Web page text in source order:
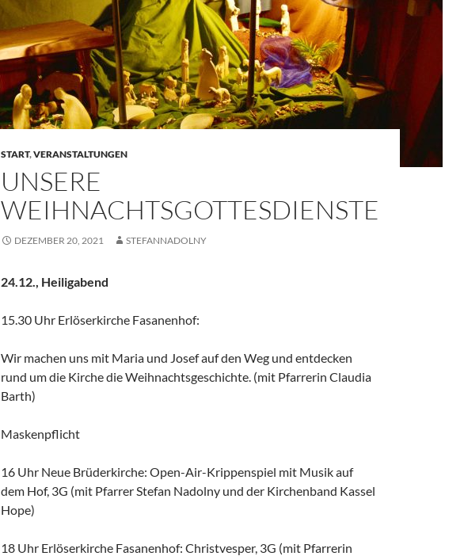
START,VERANSTALTUNGEN
UNSERE
WEIHNACHTSGOTTESDIENSTE
DEZEMBER 20, 2021 STEFANNADOLNY
24.12., Heiligabend
15.30 Uhr Erlöserkirche Fasanenhof:
Wir machen uns mit Maria und Josef auf den Weg und entdecken
rund um die Kirche die Weihnachtsgeschichte. (mit Pfarrerin Claudia
Barth)
Maskenpflicht
16 Uhr Neue Brüderkirche: Open-Air-Krippenspiel mit Musik auf
dem Hof, 3G (mit Pfarrer Stefan Nadolny und der Kirchenband Kassel
Hope)
18 Uhr Erlöserkirche Fasanenhof: Christvesper, 3G (mit Pfarrerin